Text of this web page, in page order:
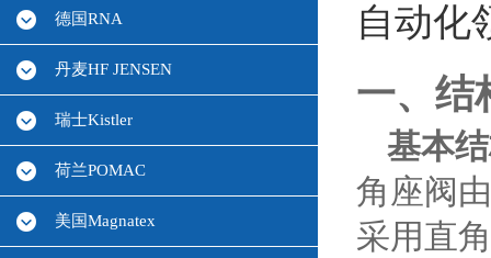
德国RNA
丹麦HF JENSEN
瑞士Kistler
荷兰POMAC
美国Magnatex
自动化
一、结
基本
角座阀
采用直